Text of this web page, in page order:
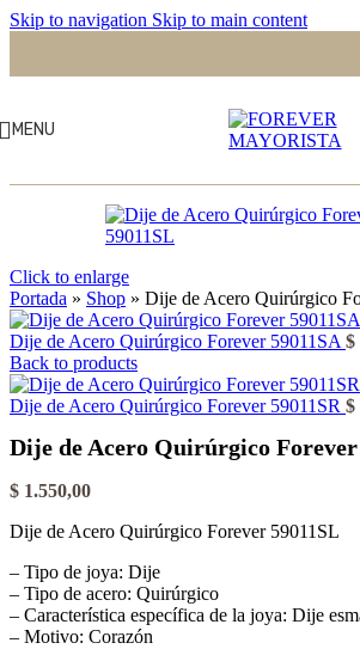
Skip to navigation Skip to main content
MENU
Click to enlarge
Portada » Shop » Dije de Acero Quirúrgico
Dije de Acero Quirúrgico Forever 59011SA $
Back to products
Dije de Acero Quirúrgico Forever 59011SR $
Dije de Acero Quirúrgico Forever
$ 1.550,00
Dije de Acero Quirúrgico Forever 59011SL
– Tipo de joya: Dije
– Tipo de acero: Quirúrgico
– Característica específica de la joya: Dije
– Motivo: Corazón